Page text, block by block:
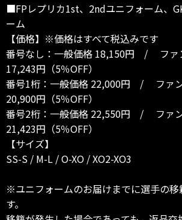
■FPレプリカ1st、2ndユニフォーム、
ーム
【価格】※価格はすべて税込みです
番号なし：一般価格 18,150円 / ファ
17,243円（5％OFF）
番号1桁：一般価格 22,000円 / ファ
20,900円（5％OFF）
番号2桁：一般価格 22,550円 / ファ
21,423円（5％OFF）
【サイズ】
SS-S / M-L / O-XO / XO2-XO3
※ユニフォームのお届けまでに選手の移
す。